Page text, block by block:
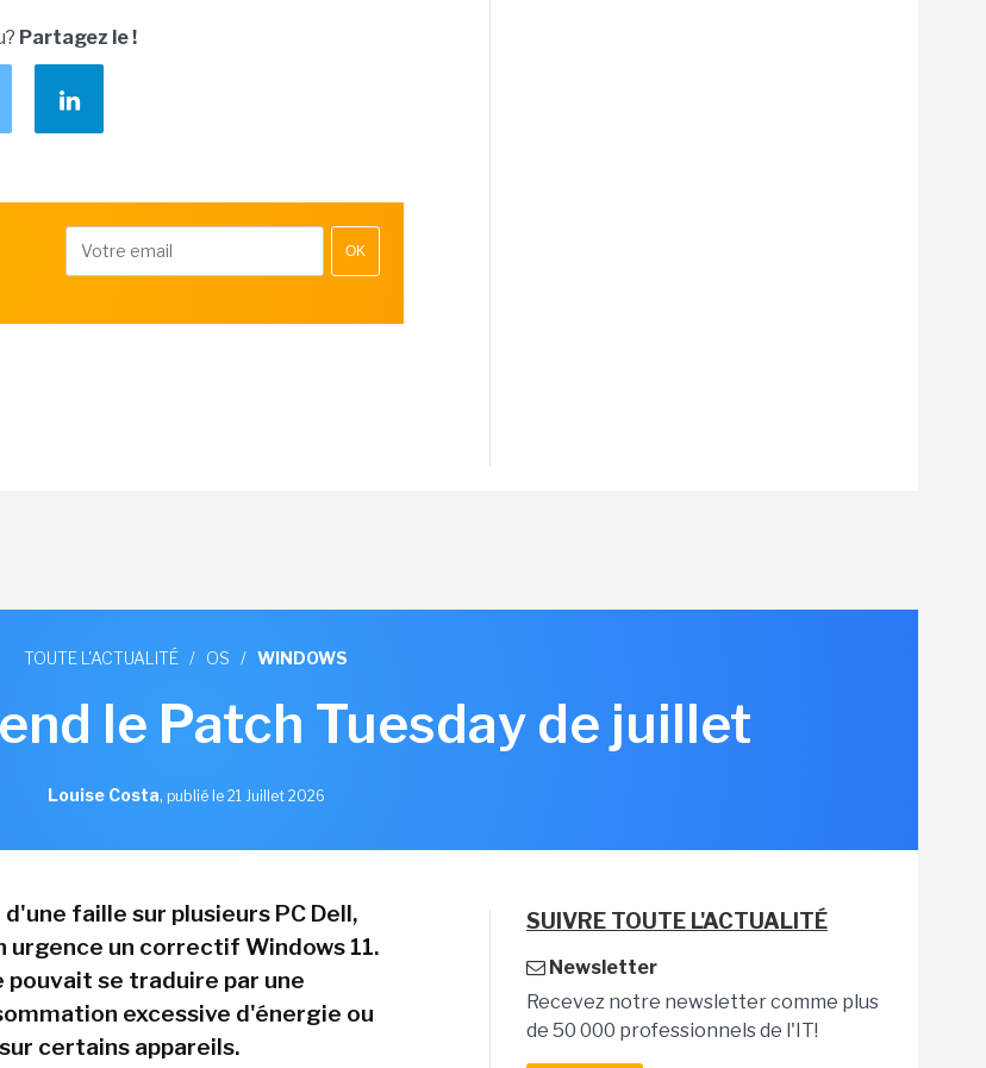
Partagez le !
OK
TOUTE L'ACTUALITÉ / OS / WINDOWS
le Patch Tuesday de juillet
Louise Costa, publié le 21 Juillet 2026
faille sur plusieurs PC Dell,
un correctif Windows 11.
se traduire par une
excessive d'énergie ou
certains appareils.
SUIVRE TOUTE L'ACTUALITÉ
Newsletter
Recevez notre newsletter comme plus
de 50 000 professionnels de l'IT!